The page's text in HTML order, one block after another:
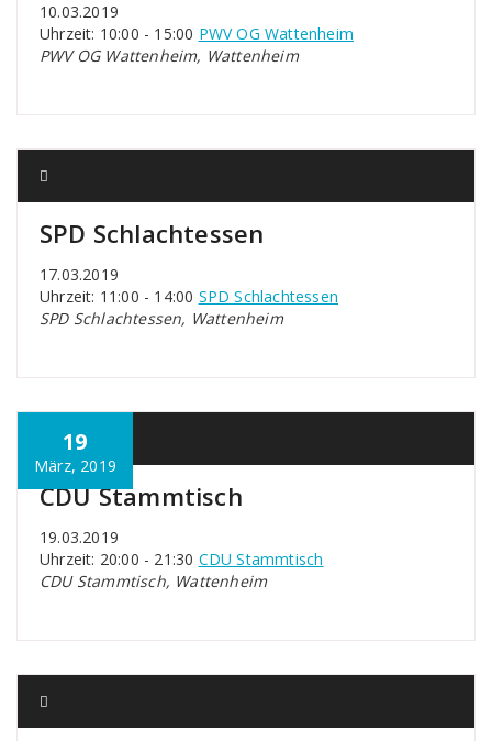
10.03.2019
Uhrzeit: 10:00 - 15:00 PWV OG Wattenheim
PWV OG Wattenheim, Wattenheim
SPD Schlachtessen
17.03.2019
Uhrzeit: 11:00 - 14:00 SPD Schlachtessen
SPD Schlachtessen, Wattenheim
19
März, 2019
CDU Stammtisch
19.03.2019
Uhrzeit: 20:00 - 21:30 CDU Stammtisch
CDU Stammtisch, Wattenheim